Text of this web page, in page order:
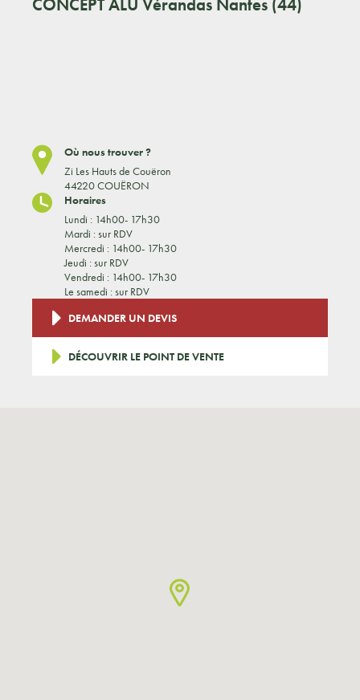
CONCEPT ALU Vérandas Nantes (44)
Où nous trouver ?
Zi Les Hauts de Couëron
44220 COUËRON
Horaires
Lundi : 14h00- 17h30
Mardi : sur RDV
Mercredi : 14h00- 17h30
Jeudi : sur RDV
Vendredi : 14h00- 17h30
Le samedi : sur RDV
DEMANDER UN DEVIS
DÉCOUVRIR LE POINT DE VENTE